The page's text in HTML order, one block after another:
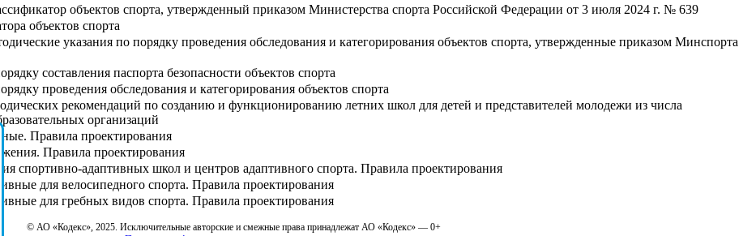
объектов спорта, утвержденный приказом Министерства спорта Российской Федерации от 3 июля 2024 г. № 639
объектов спорта
указания по порядку проведения обследования и категорирования объектов спорта, утвержденные приказом Минспорта
составления паспорта безопасности объектов спорта
проведения обследования и категорирования объектов спорта
рекомендаций по созданию и функционированию летних школ для детей и представителей молодежи из числа
организаций
Правила проектирования
Правила проектирования
спортивно-адаптивных школ и центров адаптивного спорта. Правила проектирования
для велосипедного спорта. Правила проектирования
для гребных видов спорта. Правила проектирования
© АО «Кодекс», 2025. Исключительные авторские и смежные права принадлежат АО «Кодекс» — 0+